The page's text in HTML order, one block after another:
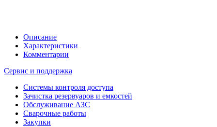
Описание
Характеристики
Комментарии
Сервис и поддержка
Системы контроля доступа
Зачистка резервуаров и емкостей
Обслуживание АЗС
Сварочные работы
Закупки